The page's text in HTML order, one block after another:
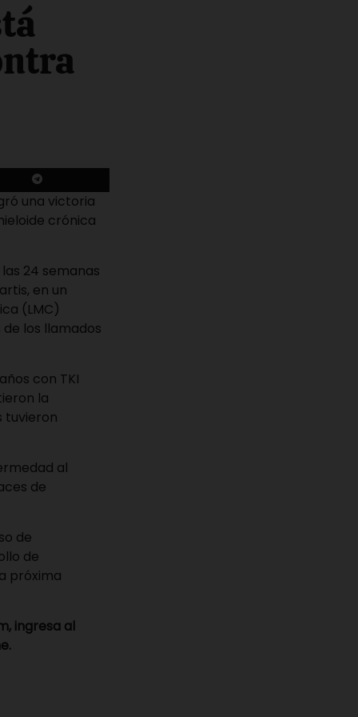
una victoria
crónica
24 semanas
en un
(LMC)
los llamados
con TKI
la
tuvieron
al
de
de
de
próxima
ingresa al